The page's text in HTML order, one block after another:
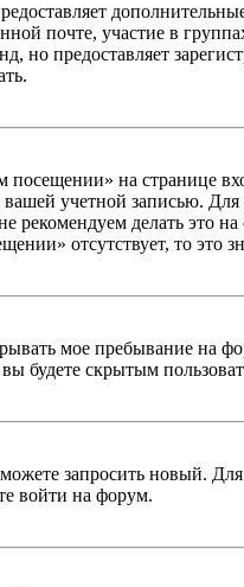
почте, участие в
но предоставляет
на странице
учетной записью.
делать это
отсутствует, то это
мое пребывание на
будете скрытым
запросить новый.
войти на форум.